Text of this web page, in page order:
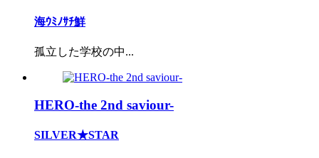
海ｳﾐﾉｻﾁ鮮
孤立した学校の中...
HERO-the 2nd saviour-
SILVER★STAR